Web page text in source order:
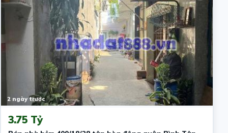
2 ngày trước
3.75 Tỷ